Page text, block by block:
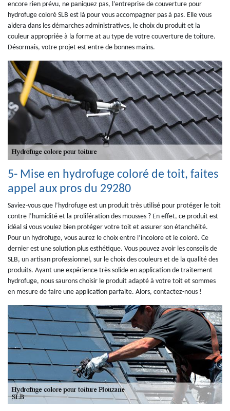
encore rien prévu, ne paniquez pas, l’entreprise de couverture pour
hydrofuge coloré SLB est là pour vous accompagner pas à pas. Elle vous
aidera dans les démarches administratives, le choix du produit et la
couleur appropriée à la forme at au type de votre couverture de toiture.
Désormais, votre projet est entre de bonnes mains.
5- Mise en hydrofuge coloré de toit, faites
appel aux pros du 29280
Saviez-vous que l’hydrofuge est un produit très utilisé pour protéger le toit
contre l’humidité et la prolifération des mousses ? En effet, ce produit est
idéal si vous voulez bien protéger votre toit et assurer son étanchéité.
Pour un hydrofuge, vous aurez le choix entre l’incolore et le coloré. Ce
dernier est une solution plus esthétique. Vous pouvez avoir les conseils de
SLB, un artisan professionnel, sur le choix des couleurs et de la qualité des
produits. Ayant une expérience très solide en application de traitement
hydrofuge, nous saurons choisir le produit adapté à votre toit et sommes
en mesure de faire une application parfaite. Alors, contactez-nous !